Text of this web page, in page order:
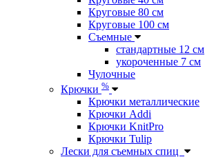
Круговые 80 см
Круговые 100 см
Съемные
стандартные 12 см
укороченные 7 см
Чулочные
Крючки %
Крючки металлические
Крючки Addi
Крючки KnitPro
Крючки Tulip
Лески для съемных спиц